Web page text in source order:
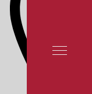
СТОЕК